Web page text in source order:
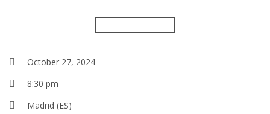
October 27, 2024
8:30 pm
Madrid (ES)